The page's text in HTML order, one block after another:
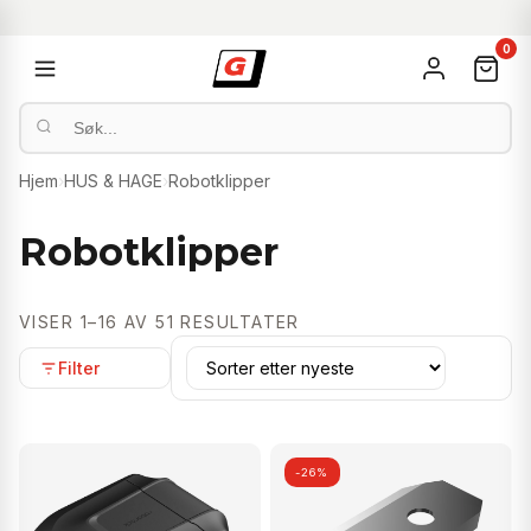
0
Hjem›HUS & HAGE›Robotklipper
Robotklipper
Filter
VISER 1–16 AV 51 RESULTATER
ETTER
NYESTE
-26%